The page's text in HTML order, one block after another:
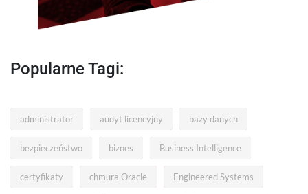
Popularne Tagi:
administrator audyt licencyjny bazy danych
bezpieczeństwo biznes Business Intelligence
certyfikaty chmura Oracle Engineered Systems